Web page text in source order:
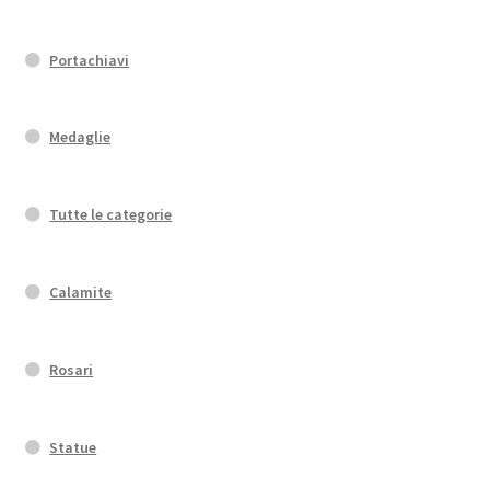
Portachiavi
Medaglie
Tutte le categorie
Calamite
Rosari
Statue